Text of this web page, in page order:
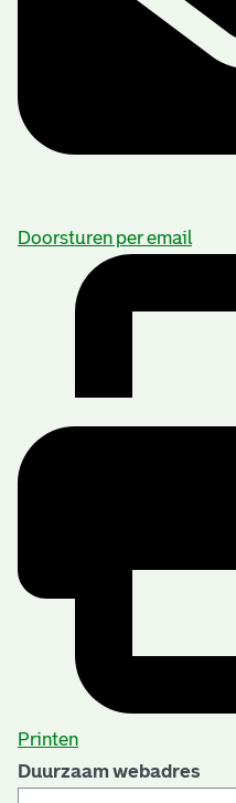
Doorsturen per email
Printen
Duurzaam webadres